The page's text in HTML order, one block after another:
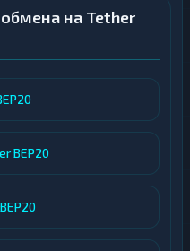
на Tether
BEP20